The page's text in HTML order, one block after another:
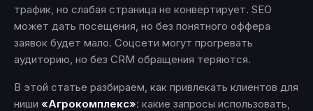
трафик, но слабая страница не конвертирует. SEO
может дать посещения, но без понятного оффера
заявок будет мало. Соцсети могут прогревать
аудиторию, но без CRM обращения теряются.
В этой статье разбираем, как привлекать клиентов для
ниши «Агрокомплекс»: какие запросы использовать,